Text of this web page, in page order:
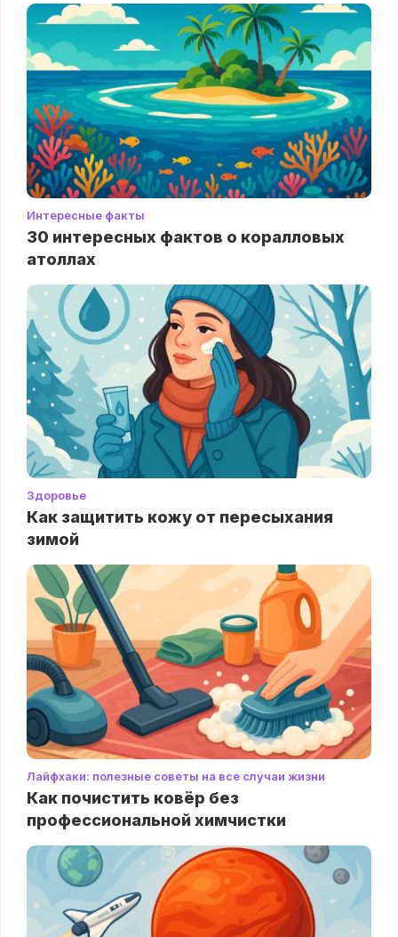
Интересные факты
30 интересных фактов о коралловых
атоллах
Здоровье
Как защитить кожу от пересыхания
зимой
Лайфхаки: полезные советы на все случаи жизни
Как почистить ковёр без
профессиональной химчистки